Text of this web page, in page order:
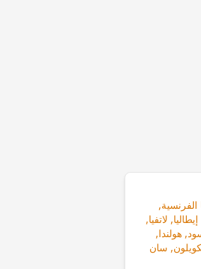
الفرنسية,
لاتفيا,
هولندا,
سان